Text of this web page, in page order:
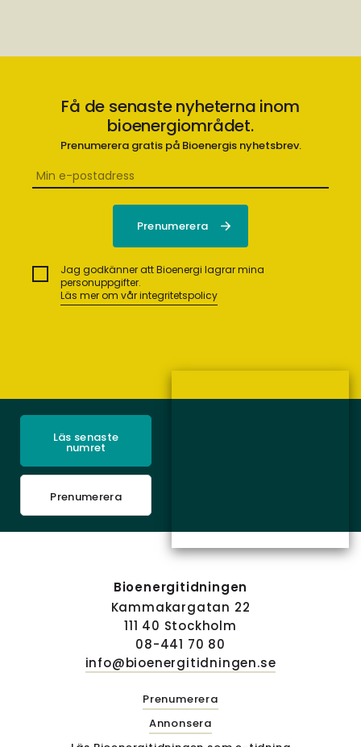
Få de senaste nyheterna inom
bioenergiområdet.
Prenumerera gratis på Bioenergis nyhetsbrev.
Jag godkänner att Bioenergi lagrar mina
personuppgifter.
Läs mer om vår integritetspolicy
Läs senaste
numret
Prenumerera
Bioenergitidningen
Kammakargatan 22
111 40 Stockholm
08-441 70 80
info@bioenergitidningen.se
Prenumerera
Annonsera